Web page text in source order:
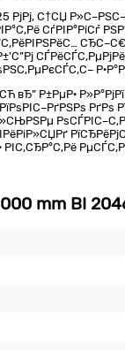
РјРј, С†СЏ
СѓРІР°РіСѓ
Р±РµР· Р»Р°РјРї
РґРѕ
РІС‚СЂР°С‚Рё
mm BI